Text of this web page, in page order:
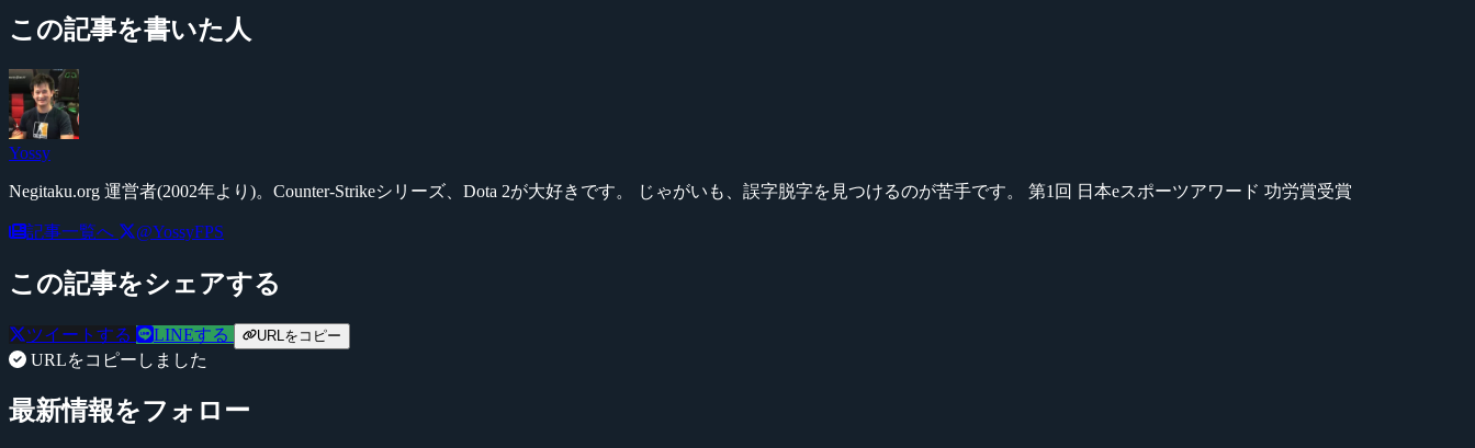
この記事を書いた人
Yossy
Negitaku.org 運営者(2002年より)。Counter-Strikeシリーズ、Dota 2が大好きです。 じゃがいも、誤字脱字を見つけるのが苦手です。 第1回 日本eスポーツアワード 功労賞受賞
記事一覧へ @YossyFPS
この記事をシェアする
ツイートする LINEする URLをコピー
URLをコピーしました
最新情報をフォロー